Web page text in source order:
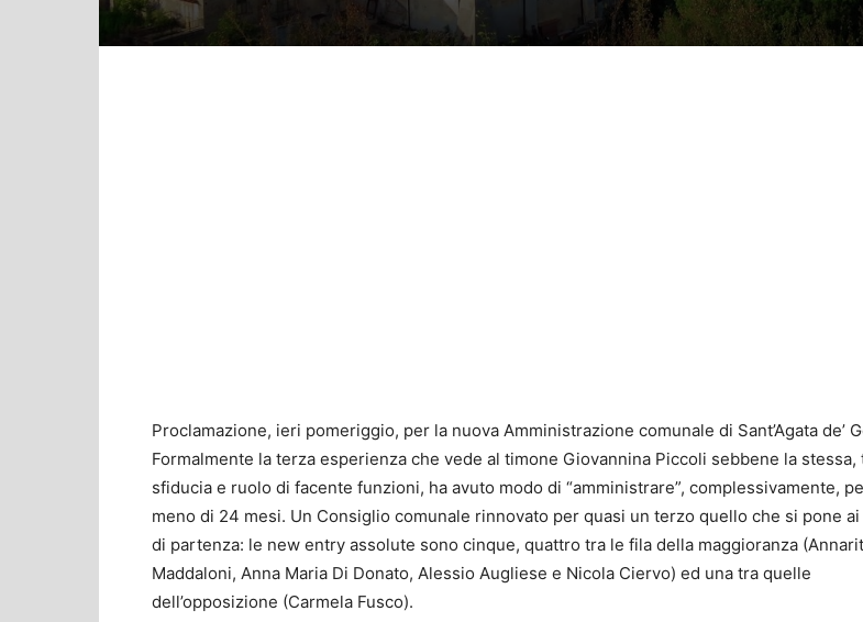
Proclamazione, ieri pomeriggio, per la nuova Amministrazione comunale di Sant’Agata de’
Formalmente la terza esperienza che vede al timone Giovannina Piccoli sebbene la stessa,
sfiducia e ruolo di facente funzioni, ha avuto modo di “amministrare”, complessivamente,
meno di 24 mesi. Un Consiglio comunale rinnovato per quasi un terzo quello che si pone
di partenza: le new entry assolute sono cinque, quattro tra le fila della maggioranza
Maddaloni, Anna Maria Di Donato, Alessio Augliese e Nicola Ciervo) ed una tra quelle
dell’opposizione (Carmela Fusco).